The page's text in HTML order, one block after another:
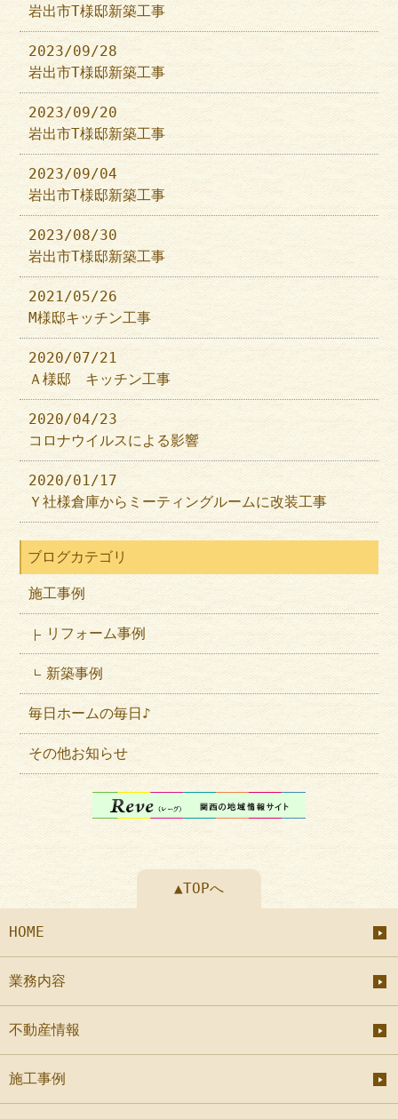
岩出市T様邸新築工事
2023/09/28
岩出市T様邸新築工事
2023/09/20
岩出市T様邸新築工事
2023/09/04
岩出市T様邸新築工事
2023/08/30
岩出市T様邸新築工事
2021/05/26
M様邸キッチン工事
2020/07/21
Ａ様邸 キッチン工事
2020/04/23
コロナウイルスによる影響
2020/01/17
Ｙ社様倉庫からミーティングルームに改装工事
ブログカテゴリ
施工事例
リフォーム事例
新築事例
毎日ホームの毎日♪
その他お知らせ
▲TOPへ
HOME
業務内容
不動産情報
施工事例